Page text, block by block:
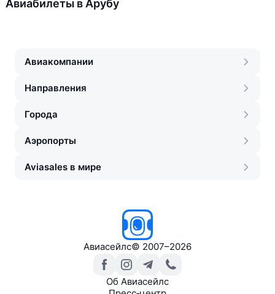
Авиабилеты в Арубу
Авиакомпании
Направления
Города
Аэропорты
Aviasales в мире
Авиасейлс© 2007–2026
Об Авиасейлс